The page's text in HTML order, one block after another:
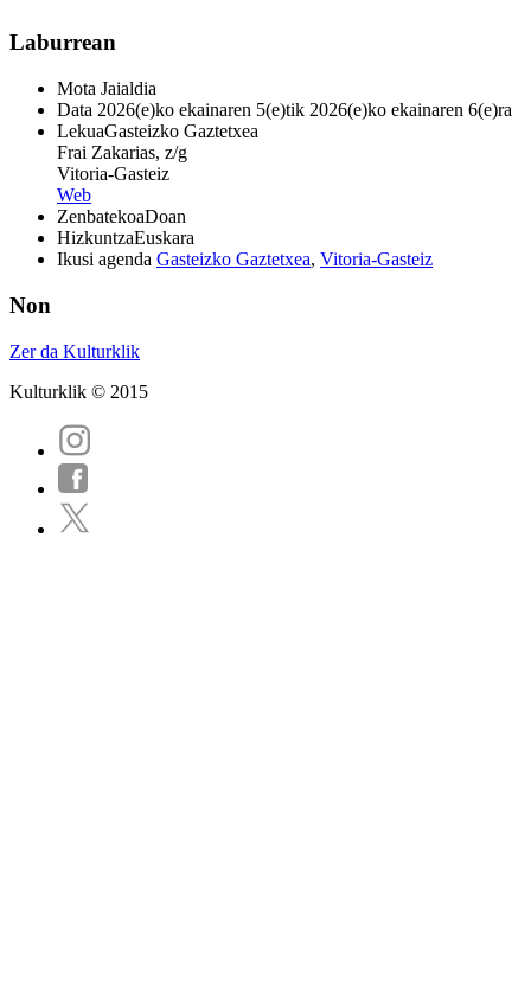
Laburrean
Mota Jaialdia
Data 2026(e)ko ekainaren 5(e)tik 2026(e)ko ekainaren 6(e)ra
LekuaGasteizko Gaztetxea
Frai Zakarias, z/g
Vitoria-Gasteiz
Web
ZenbatekoaDoan
HizkuntzaEuskara
Ikusi agenda Gasteizko Gaztetxea, Vitoria-Gasteiz
Non
Zer da Kulturklik
Kulturklik © 2015